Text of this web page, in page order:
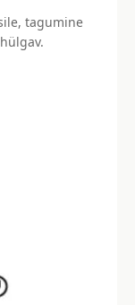
tagumine